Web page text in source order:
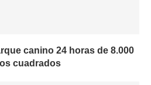
canino 24 horas de 8.000
cuadrados